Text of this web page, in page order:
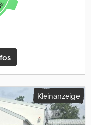
Ausstattungs- und
der VIN-Daten über
werden nicht
sein, dass diese
bekommen haben
Chedpfx Aev Hkxfep
Kleinanzeige